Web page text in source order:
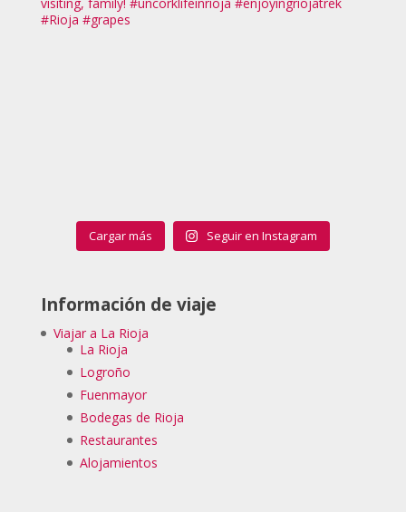
Cargar más Seguir en Instagram
Información de viaje
Viajar a La Rioja
La Rioja
Logroño
Fuenmayor
Bodegas de Rioja
Restaurantes
Alojamientos